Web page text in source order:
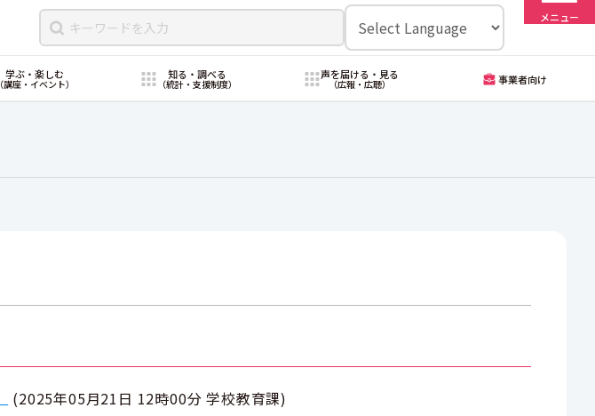
メニュー
学ぶ・楽しむ
（講座・イベント）
知る・調べる
（統計・支援制度）
声を届ける・見る
（広報・広聴） 事業者向け
(2025年05月21日 12時00分 学校教育課)